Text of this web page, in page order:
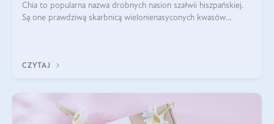
Chia to popularna nazwa drobnych nasion szałwii hiszpańskiej.
Są one prawdziwą skarbnicą wielonienasyconych kwasów
CZYTAJ